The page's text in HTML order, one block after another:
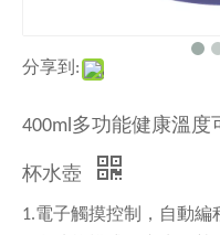
分享到:
400ml多功能健康溫
杯水壺
1.電子觸摸控制，自動編